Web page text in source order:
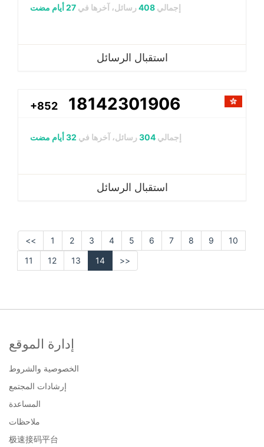
إجمالي 408 رسائل، آخرها في 27 أيام مضت
استقبال الرسائل
+852 18142301906
إجمالي 304 رسائل، آخرها في 32 أيام مضت
استقبال الرسائل
<< 1 2 3 4 5 6 7 8 9
10
11
12 13 14 >>
إدارة الموقع
الخصوصية والشروط
إرشادات المجتمع
المساعدة
ملاحظات
极速接码平台